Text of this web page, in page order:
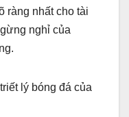
ràng nhất cho tài
nghỉ của
lý bóng đá của